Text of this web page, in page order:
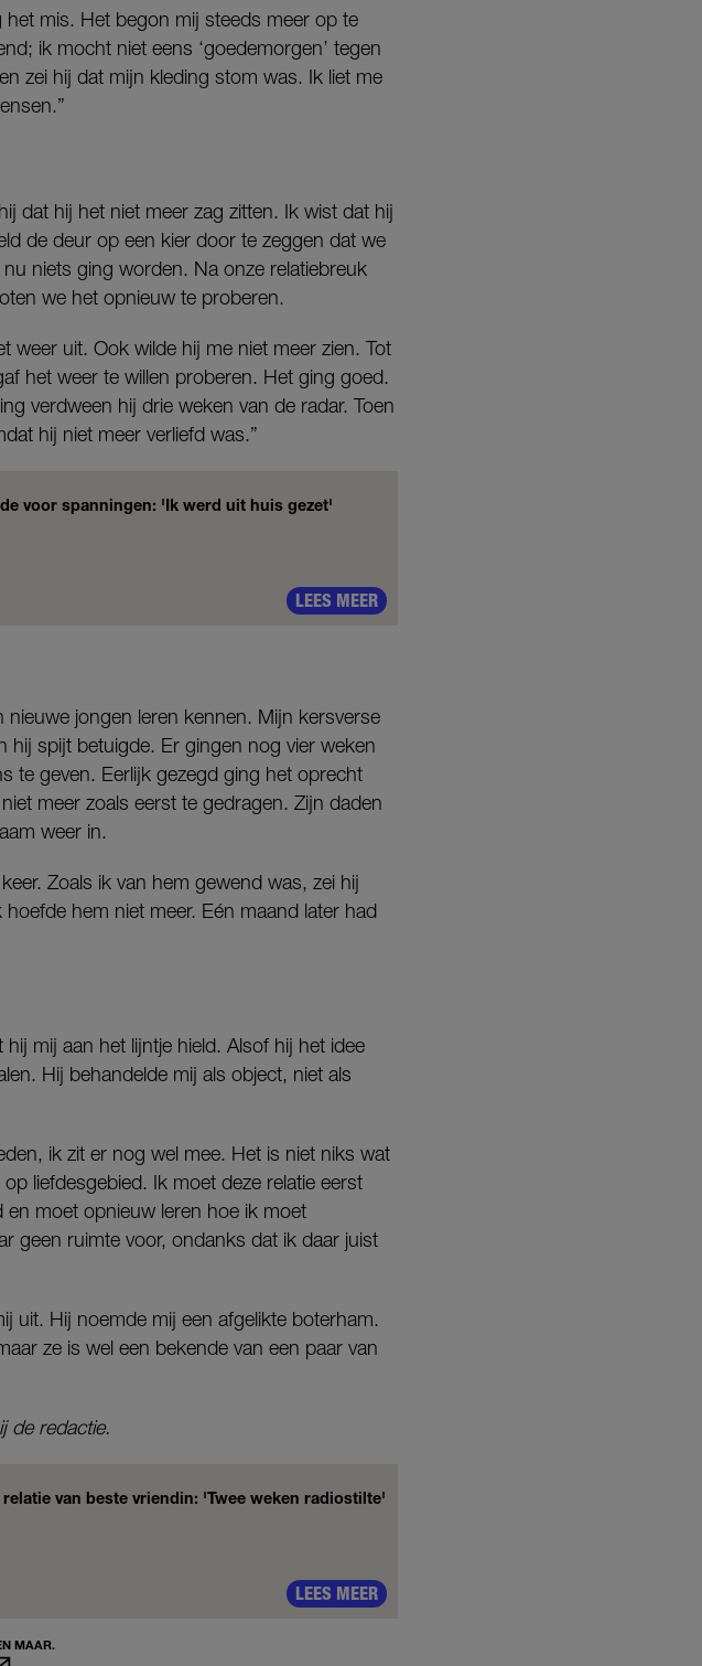
mis. Het begon mij steeds meer op te
ik mocht niet eens ‘goedemorgen’ tegen
zei hij dat mijn kleding stom was. Ik liet me
dat hij het niet meer zag zitten. Ik wist dat hij
de deur op een kier door te zeggen dat we
niets ging worden. Na onze relatiebreuk
we het opnieuw te proberen.
weer uit. Ook wilde hij me niet meer zien. Tot
het weer te willen proberen. Het ging goed.
verdween hij drie weken van de radar. Toen
hij niet meer verliefd was.”
voor spanningen: 'Ik werd uit huis gezet'
LEES MEER
jongen leren kennen. Mijn kersverse
spijt betuigde. Er gingen nog vier weken
te geven. Eerlijk gezegd ging het oprecht
meer zoals eerst te gedragen. Zijn daden
weer in.
Zoals ik van hem gewend was, zei hij
hem niet meer. Eén maand later had
mij aan het lijntje hield. Alsof hij het idee
Hij behandelde mij als object, niet als
ik zit er nog wel mee. Het is niet niks wat
liefdesgebied. Ik moet deze relatie eerst
moet opnieuw leren hoe ik moet
geen ruimte voor, ondanks dat ik daar juist
uit. Hij noemde mij een afgelikte boterham.
ze is wel een bekende van een paar van
de redactie.
van beste vriendin: 'Twee weken radiostilte'
LEES MEER
MAAR.